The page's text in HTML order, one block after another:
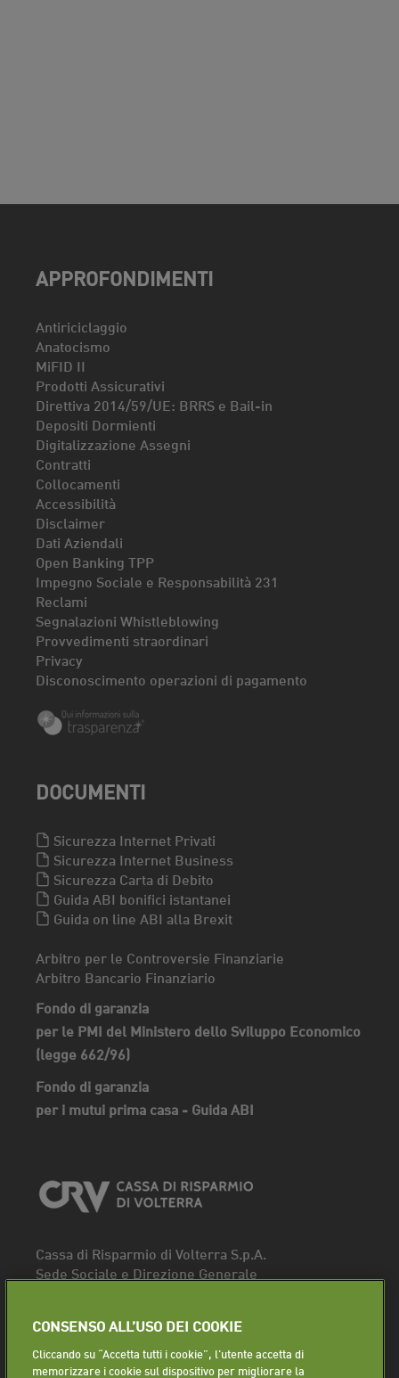
APPROFONDIMENTI
Antiriciclaggio
Anatocismo
MiFID II
Prodotti Assicurativi
Direttiva 2014/59/UE: BRRS e Bail-in
Depositi Dormienti
Digitalizzazione Assegni
Contratti
Collocamenti
Accessibilità
Disclaimer
Dati Aziendali
Open Banking TPP
Impegno Sociale e Responsabilità 231
Reclami
Segnalazioni Whistleblowing
Provvedimenti straordinari
Privacy
Disconoscimento operazioni di pagamento
DOCUMENTI
Sicurezza Internet Privati
Sicurezza Internet Business
Sicurezza Carta di Debito
Guida ABI bonifici istantanei
Guida on line ABI alla Brexit
Arbitro per le Controversie Finanziarie
Arbitro Bancario Finanziario
Fondo di garanzia
per le PMI del Ministero dello Sviluppo Economico
(legge 662/96)
Fondo di garanzia
per i mutui prima casa - Guida ABI
Cassa di Risparmio di Volterra S.p.A.
Sede Sociale e Direzione Generale
Fax. 0588 86940
Segui la pagina
CONSENSO ALL’USO DEI COOKIE
Cliccando su “Accetta tutti i cookie”, l'utente accetta di
memorizzare i cookie sul dispositivo per migliorare la